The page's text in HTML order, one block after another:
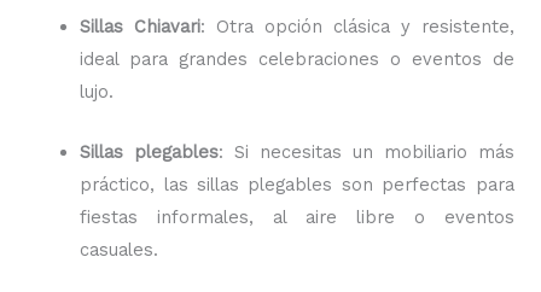
Sillas Chiavari: Otra opción clásica y resistente,
ideal para grandes celebraciones o eventos de
lujo.
Sillas plegables: Si necesitas un mobiliario más
práctico, las sillas plegables son perfectas para
fiestas informales, al aire libre o eventos
casuales.